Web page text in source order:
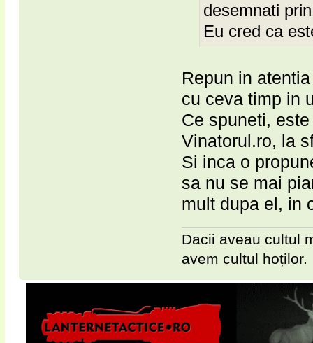
desemnati
Eu cred ca
Repun in
cu ceva timp in
Ce spuneti,
Vinatorul.ro, la
Si inca o
sa nu se mai
mult dupa el, in
Dacii aveau cultul
avem cultul hoților.